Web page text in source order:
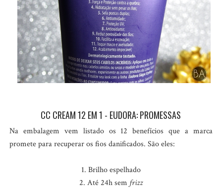
CC CREAM 12 EM 1 - EUDORA: PROMESSAS
Na embalagem vem listado os 12 benefícios que a marca
promete para recuperar os fios danificados. São eles:
1. Brilho espelhado
2. Até 24h sem frizz